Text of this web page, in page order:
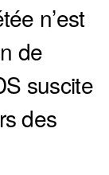
n’est
de
suscite
des